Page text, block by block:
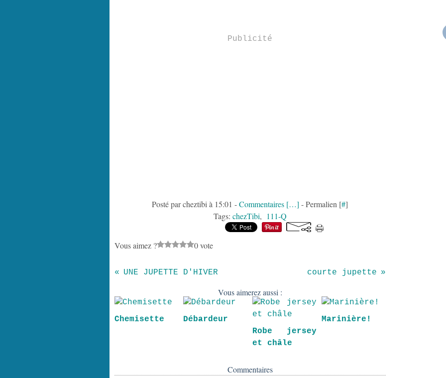
Publicité
Posté par cheztibi à 15:01 -Commentaires […] - Permalien [#]
Tags: chezTibi, 111-Q
Vous aimez ? 0 vote
UNE JUPETTE D'HIVER courte jupette
Vous aimerez aussi :
Chemisette
Débardeur
Robe jersey
et châle
Marinière!
Commentaires